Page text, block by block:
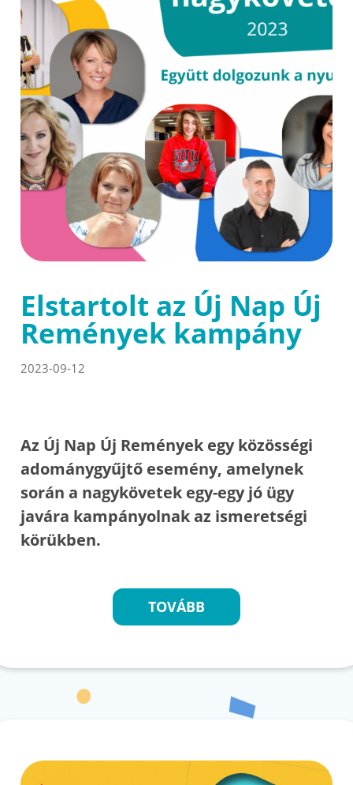
Elstartolt az Új Nap Új
Remények kampány
2023-09-12
Az Új Nap Új Remények egy közösségi
adománygyűjtő esemény, amelynek
során a nagykövetek egy-egy jó ügy
javára kampányolnak az ismeretségi
körükben.
TOVÁBB